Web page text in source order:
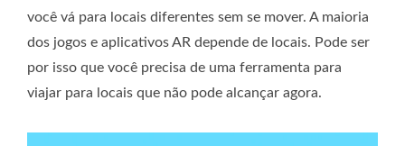
você vá para locais diferentes sem se mover. A maioria
dos jogos e aplicativos AR depende de locais. Pode ser
por isso que você precisa de uma ferramenta para
viajar para locais que não pode alcançar agora.